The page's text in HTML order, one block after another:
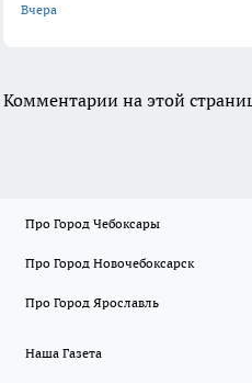
Вчера
Комментарии на этой
Про Город Чебоксары
Про Город Новочебоксарск
Про Город Ярославль
Наша Газета